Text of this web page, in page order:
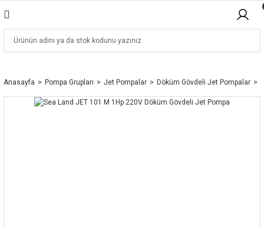
Anasayfa Pompa Grupları Jet Pompalar Döküm Gövdeli Jet Pompalar